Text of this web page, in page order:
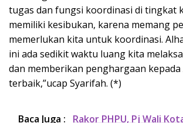
tugas dan fungsi koordinasi di tingkat
memiliki kesibukan, karena memang
memerlukan kita untuk koordinasi.
ini ada sedikit waktu luang kita
dan memberikan penghargaan
terbaik,”ucap Syarifah. (*)
Baca Juga :
Rakor PHPU, Pj Wali